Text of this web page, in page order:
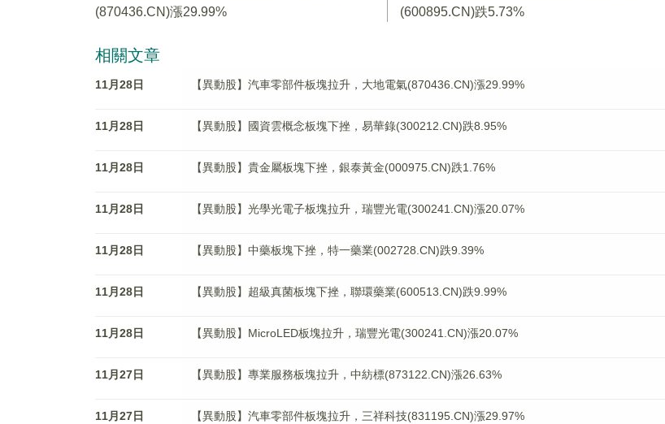
(870436.CN)漲29.99%
(600895.CN)跌5.73%
相關文章
11月28日 【異動股】汽車零部件板塊拉升，大地電氣(870436.CN)漲29.99%
11月28日 【異動股】國資雲概念板塊下挫，易華錄(300212.CN)跌8.95%
11月28日 【異動股】貴金屬板塊下挫，銀泰黃金(000975.CN)跌1.76%
11月28日 【異動股】光學光電子板塊拉升，瑞豐光電(300241.CN)漲20.07%
11月28日 【異動股】中藥板塊下挫，特一藥業(002728.CN)跌9.39%
11月28日 【異動股】超級真菌板塊下挫，聯環藥業(600513.CN)跌9.99%
11月28日 【異動股】MicroLED板塊拉升，瑞豐光電(300241.CN)漲20.07%
11月27日 【異動股】專業服務板塊拉升，中紡標(873122.CN)漲26.63%
11月27日 【異動股】汽車零部件板塊拉升，三祥科技(831195.CN)漲29.97%